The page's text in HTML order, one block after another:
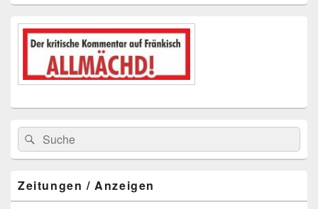
Suchen
nach:
Suchen
Zeitungen / Anzeigen